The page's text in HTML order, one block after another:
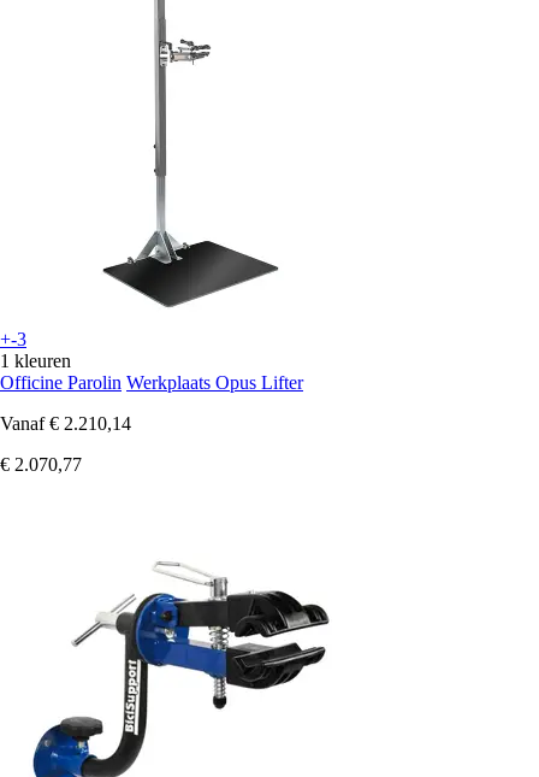
+-3
1 kleuren
Officine Parolin Werkplaats Opus Lifter
Vanaf € 2.210,14
€ 2.070,77